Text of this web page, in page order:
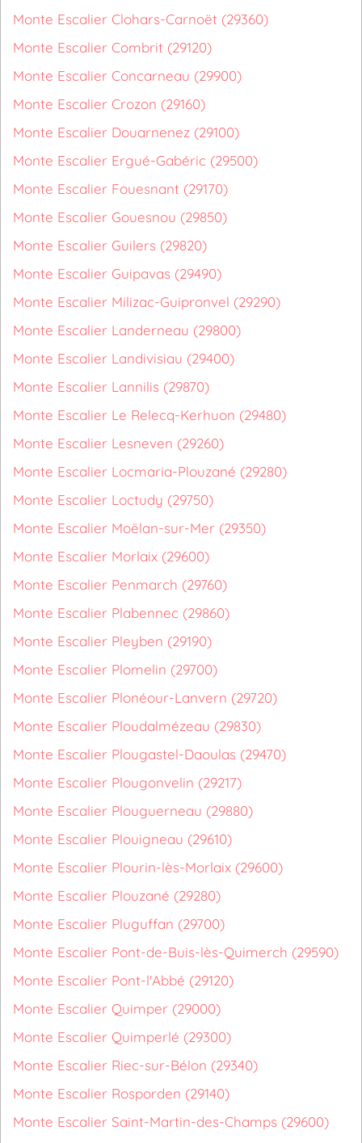
Monte Escalier Clohars-Carnoët (29360)
Monte Escalier Combrit (29120)
Monte Escalier Concarneau (29900)
Monte Escalier Crozon (29160)
Monte Escalier Douarnenez (29100)
Monte Escalier Ergué-Gabéric (29500)
Monte Escalier Fouesnant (29170)
Monte Escalier Gouesnou (29850)
Monte Escalier Guilers (29820)
Monte Escalier Guipavas (29490)
Monte Escalier Milizac-Guipronvel (29290)
Monte Escalier Landerneau (29800)
Monte Escalier Landivisiau (29400)
Monte Escalier Lannilis (29870)
Monte Escalier Le Relecq-Kerhuon (29480)
Monte Escalier Lesneven (29260)
Monte Escalier Locmaria-Plouzané (29280)
Monte Escalier Loctudy (29750)
Monte Escalier Moëlan-sur-Mer (29350)
Monte Escalier Morlaix (29600)
Monte Escalier Penmarch (29760)
Monte Escalier Plabennec (29860)
Monte Escalier Pleyben (29190)
Monte Escalier Plomelin (29700)
Monte Escalier Plonéour-Lanvern (29720)
Monte Escalier Ploudalmézeau (29830)
Monte Escalier Plougastel-Daoulas (29470)
Monte Escalier Plougonvelin (29217)
Monte Escalier Plouguerneau (29880)
Monte Escalier Plouigneau (29610)
Monte Escalier Plourin-lès-Morlaix (29600)
Monte Escalier Plouzané (29280)
Monte Escalier Pluguffan (29700)
Monte Escalier Pont-de-Buis-lès-Quimerch (29590)
Monte Escalier Pont-l'Abbé (29120)
Monte Escalier Quimper (29000)
Monte Escalier Quimperlé (29300)
Monte Escalier Riec-sur-Bélon (29340)
Monte Escalier Rosporden (29140)
Monte Escalier Saint-Martin-des-Champs (29600)